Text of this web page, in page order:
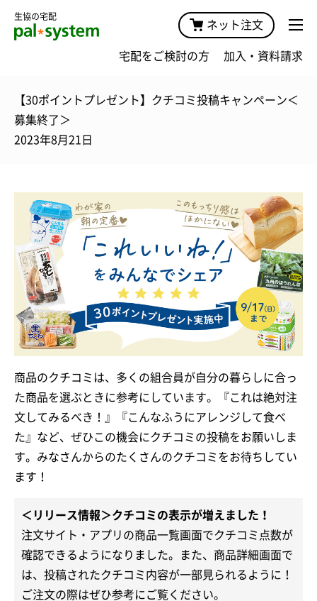
生協の宅配
ネット注文
宅配をご検討の方 加入・資料請求
【30ポイントプレゼント】クチコミ投稿キャンペーン＜
募集終了＞
2023年8月21日
商品のクチコミは、多くの組合員が自分の暮らしに合っ
た商品を選ぶときに参考にしています。『これは絶対注
文してみるべき！』『こんなふうにアレンジして食べ
た』など、ぜひこの機会にクチコミの投稿をお願いしま
す。みなさんからのたくさんのクチコミをお待ちしてい
ます！
＜リリース情報＞クチコミの表示が増えました！
注文サイト・アプリの商品一覧画面でクチコミ点数が
確認できるようになりました。また、商品詳細画面で
は、投稿されたクチコミ内容が一部見られるように！
ご注文の際はぜひ参考にご覧ください。